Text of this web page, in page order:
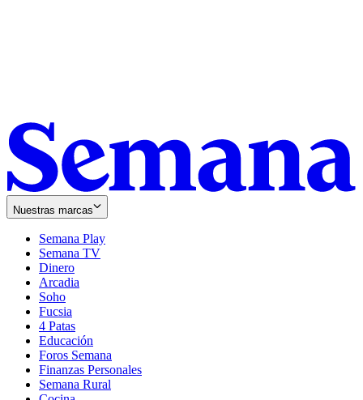
Nuestras marcas
Semana Play
Semana TV
Dinero
Arcadia
Soho
in
new
window
Fucsia
in
new
window
4 Patas
Educación
Foros Semana
Finanzas Personales
Semana Rural